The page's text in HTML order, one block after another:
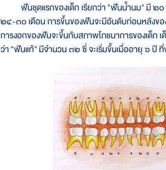
ฟันชุดแรกของเด็ก เรียกว่า "ฟันน้ำนม" มี ๒๐ ซี่
๒๔-๓๐ เดือน การขึ้นของฟันจะมีอันดับก่อนหลังขอ
การงอกของฟันจะขึ้นกับสภาพโภชนาการของเด็ก
ว่า "ฟันแท้" มีจำนวน ๓๒ ซี่ จะเริ่มขึ้นเมื่ออายุ ๖